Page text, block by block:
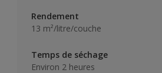
Rendement
13 m²/litre/couche
Temps de séchage
Environ 2 heures